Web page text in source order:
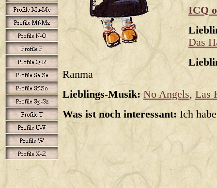
ICQ
Das
Ranma
Lieblings-Musik: No Angels, Las
Was ist noch interessant: Ich